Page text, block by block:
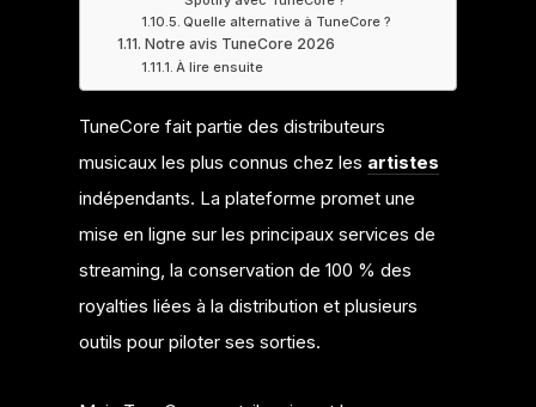
Quelle alternative à TuneCore ?
Notre avis TuneCore 2026
À lire ensuite
TuneCore fait partie des distributeurs
musicaux les plus connus chez les artistes
indépendants. La plateforme promet une
mise en ligne sur les principaux services de
streaming, la conservation de 100 % des
royalties liées à la distribution et plusieurs
outils pour piloter ses sorties.